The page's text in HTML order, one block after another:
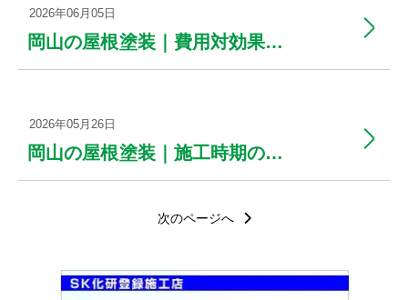
2026年06月05日
岡山の屋根塗装｜費用対効果を高める選び方と業者比較
2026年05月26日
岡山の屋根塗装｜施工時期の最適なタイミングとは？
次のページへ